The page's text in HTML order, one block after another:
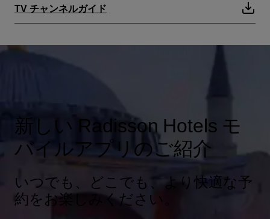
TV チャンネルガイド
新しい Radisson Hotels モ
バイルアプリのご紹介
いつでも、どこでも、より快適な予
約をお楽しみください。